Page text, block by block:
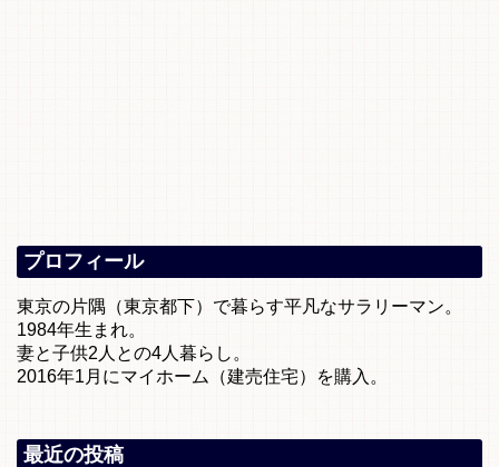
プロフィール
東京の片隅（東京都下）で暮らす平凡なサラリーマン。
1984年生まれ。
妻と子供2人との4人暮らし。
2016年1月にマイホーム（建売住宅）を購入。
最近の投稿